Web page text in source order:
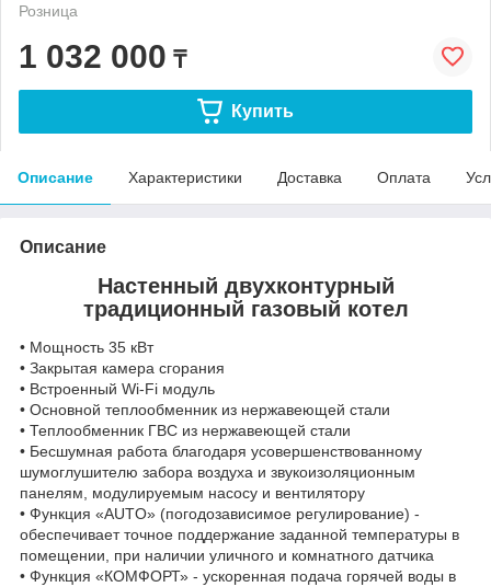
Розница
1 032 000 ₸
Купить
Описание Характеристики Доставка Оплата
Описание
Настенный двухконтурный
традиционный газовый котел
• Мощность 35 кВт
• Закрытая камера сгорания
• Встроенный Wi-Fi модуль
• Основной теплообменник из нержавеющей стали
• Теплообменник ГВС из нержавеющей стали
• Бесшумная работа благодаря усовершенствованному
шумоглушителю забора воздуха и звукоизоляционным
панелям, модулируемым насосу и вентилятору
• Функция «AUTO» (погодозависимое регулирование) -
обеспечивает точное поддержание заданной температуры в
помещении, при наличии уличного и комнатного датчика
• Функция «КОМФОРТ» - ускоренная подача горячей воды в